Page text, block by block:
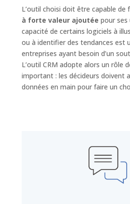
L’outil choisi doit être capable de
à forte valeur ajoutée pour ses
capacité de certains logiciels à
ou à identifier des tendances est
entreprises ayant besoin d’un
L’outil CRM adopte alors un rôle
important : les décideurs doivent
données en main pour faire un